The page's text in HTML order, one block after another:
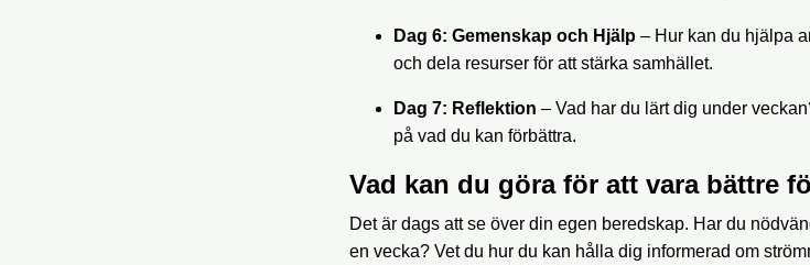
Dag 6: Gemenskap och Hjälp – Hur kan du hjälpa
och dela resurser för att stärka samhället.
Dag 7: Reflektion – Vad har du lärt dig under
på vad du kan förbättra.
Vad kan du göra för att vara bättre
Det är dags att se över din egen beredskap. Har du
en vecka? Vet du hur du kan hålla dig informerad om